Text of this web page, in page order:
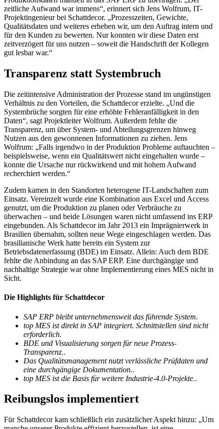
zeitliche Aufwand war immens“, erinnert sich Jens Wolfrum, IT-
Projektingenieur bei Schattdecor. „Prozesszeiten, Gewichte,
Qualitätsdaten und weiteres erheben wir, um den Auftrag intern und
für den Kunden zu bewerten. Nur konnten wir diese Daten erst
zeitverzögert für uns nutzen – soweit die Handschrift der Kollegen
gut lesbar war.“
Transparenz statt Systembruch
Die zeitintensive Administration der Prozesse stand im ungünstigen
Verhältnis zu den Vorteilen, die Schattdecor erzielte. „Und die
Systembrüche sorgten für eine erhöhte Fehleranfälligkeit in den
Daten“, sagt Projektleiter Wolfrum. Außerdem fehlte die
Transparenz, um über System- und Abteilungsgrenzen hinweg
Nutzen aus den gewonnenen Informationen zu ziehen. Jens
Wolfrum: „Falls irgendwo in der Produktion Probleme auftauchten –
beispielsweise, wenn ein Qualitätswert nicht eingehalten wurde –
konnte die Ursache nur rückwirkend und mit hohem Aufwand
recherchiert werden.“
Zudem kamen in den Standorten heterogene IT-Landschaften zum
Einsatz. Vereinzelt wurde eine Kombination aus Excel und Access
genutzt, um die Produktion zu planen oder Verbräuche zu
überwachen – und beide Lösungen waren nicht umfassend ins ERP
eingebunden. Als Schattdecor im Jahr 2013 ein Imprägnierwerk in
Brasilien übernahm, sollten neue Wege eingeschlagen werden. Das
brasilianische Werk hatte bereits ein System zur
Betriebsdatenerfassung (BDE) im Einsatz. Allein: Auch dem BDE
fehlte die Anbindung an das SAP ERP. Eine durchgängige und
nachhaltige Strategie war ohne Implementierung eines MES nicht in
Sicht.
Die Highlights für Schattdecor
SAP ERP bleibt unternehmensweit das führende System.
top MES ist direkt in SAP integriert. Schnittstellen sind nicht
erforderlich.
BDE und Visualisierung sorgen für neue Prozess-
Transparenz..
Das Qualitätsmanagement nutzt verlässliche Prüfdaten und
eine durchgängige Dokumentation..
top MES ist die Basis für weitere Industrie-4.0-Projekte..
Reibungslos implementiert
Für Schattdecor kam schließlich ein zusätzlicher Aspekt hinzu: „Um